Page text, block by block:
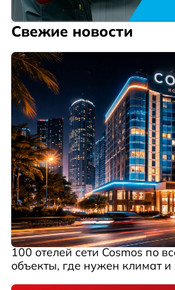
Свежие новости
100 отелей сети Cosmos по
объекты, где нужен климат и